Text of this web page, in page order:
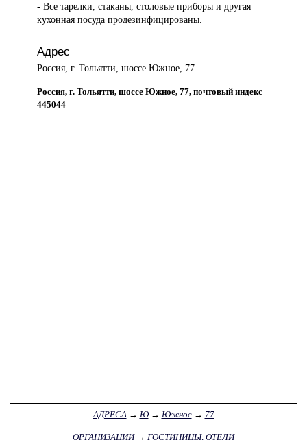
- Все тарелки, стаканы, столовые приборы и другая
кухонная посуда продезинфицированы.
Адрес
Россия, г. Тольятти, шоссе Южное, 77
Россия, г. Тольятти, шоссе Южное, 77, почтовый индекс
445044
АДРЕСА→ Ю→ Южное→ 77
ОРГАНИЗАЦИИ→ ГОСТИНИЦЫ, ОТЕЛИ